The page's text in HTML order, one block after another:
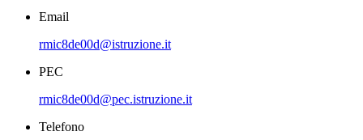
Email
rmic8de00d@istruzione.it
PEC
rmic8de00d@pec.istruzione.it
Telefono